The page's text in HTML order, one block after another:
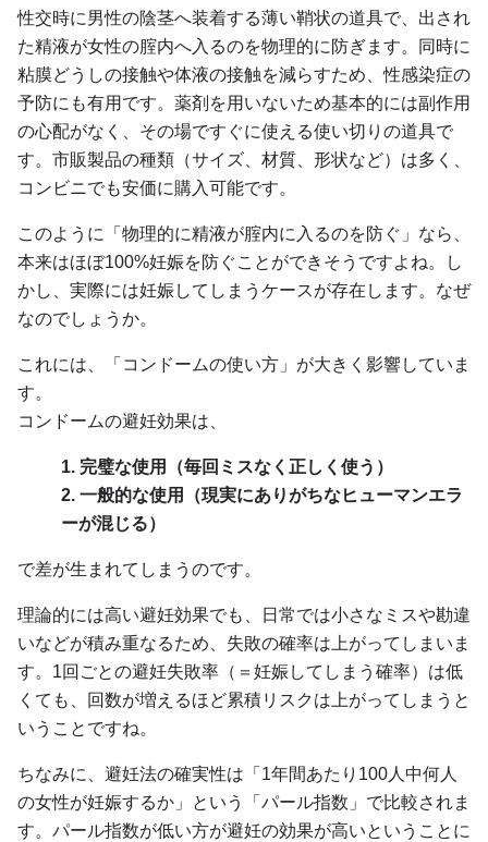
性交時に男性の陰茎へ装着する薄い鞘状の道具で、出され
た精液が女性の腟内へ入るのを物理的に防ぎます。同時に
粘膜どうしの接触や体液の接触を減らすため、性感染症の
予防にも有用です。薬剤を用いないため基本的には副作用
の心配がなく、その場ですぐに使える使い切りの道具で
す。市販製品の種類（サイズ、材質、形状など）は多く、
コンビニでも安価に購入可能です。
このように「物理的に精液が腟内に入るのを防ぐ」なら、
本来はほぼ100%妊娠を防ぐことができそうですよね。し
かし、実際には妊娠してしまうケースが存在します。なぜ
なのでしょうか。
これには、「コンドームの使い方」が大きく影響していま
す。
コンドームの避妊効果は、
1. 完璧な使用（毎回ミスなく正しく使う）
2. 一般的な使用（現実にありがちなヒューマンエラ
ーが混じる）
で差が生まれてしまうのです。
理論的には高い避妊効果でも、日常では小さなミスや勘違
いなどが積み重なるため、失敗の確率は上がってしまいま
す。1回ごとの避妊失敗率（＝妊娠してしまう確率）は低
くても、回数が増えるほど累積リスクは上がってしまうと
いうことですね。
ちなみに、避妊法の確実性は「1年間あたり100人中何人
の女性が妊娠するか」という「パール指数」で比較されま
す。パール指数が低い方が避妊の効果が高いということに